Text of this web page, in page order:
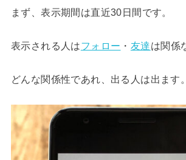
まず、表示期間は直近30日間です。
表示される人はフォロー ・ 友達は関係
どんな関係性であれ、出る人は出ます。